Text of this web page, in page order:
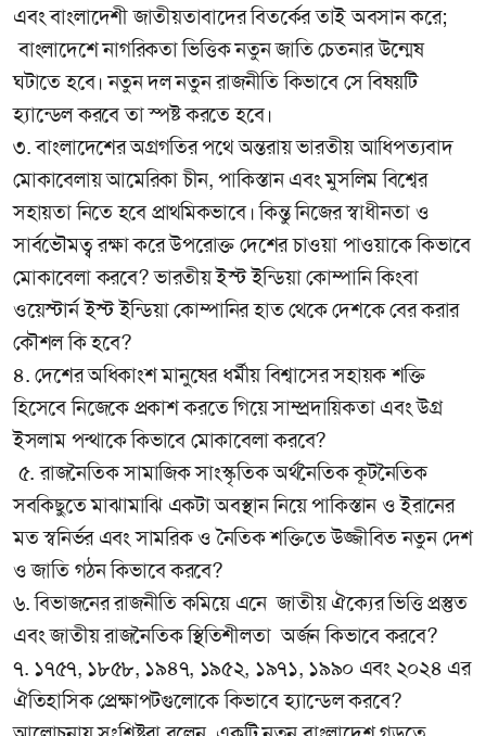
এবং বাংলাদেশী জাতীয়তাবাদের বিতর্কের তাই অবসান করে;
বাংলাদেশে নাগরিকতা ভিত্তিক নতুন জাতি চেতনার উন্মেষ
ঘটাতে হবে। নতুন দল নতুন রাজনীতি কিভাবে সে বিষয়টি
হ্যান্ডেল করবে তা স্পষ্ট করতে হবে।
৩. বাংলাদেশের অগ্রগতির পথে অন্তরায় ভারতীয় আধিপত্যবাদ
মোকাবেলায় আমেরিকা চীন, পাকিস্তান এবং মুসলিম বিশ্বের
সহায়তা নিতে হবে প্রাথমিকভাবে। কিন্তু নিজের স্বাধীনতা ও
সার্বভৌমত্ব রক্ষা করে উপরোক্ত দেশের চাওয়া পাওয়াকে কিভাবে
মোকাবেলা করবে? ভারতীয় ইস্ট ইন্ডিয়া কোম্পানি কিংবা
ওয়েস্টার্ন ইস্ট ইন্ডিয়া কোম্পানির হাত থেকে দেশকে বের করার
কৌশল কি হবে?
৪. দেশের অধিকাংশ মানুষের ধর্মীয় বিশ্বাসের সহায়ক শক্তি
হিসেবে নিজেকে প্রকাশ করতে গিয়ে সাম্প্রদায়িকতা এবং উগ্র
ইসলাম পন্থাকে কিভাবে মোকাবেলা করবে?
৫. রাজনৈতিক সামাজিক সাংস্কৃতিক অর্থনৈতিক কূটনৈতিক
সবকিছুতে মাঝামাঝি একটা অবস্থান নিয়ে পাকিস্তান ও ইরানের
মত স্বনির্ভর এবং সামরিক ও নৈতিক শক্তিতে উজ্জীবিত নতুন দেশ
ও জাতি গঠন কিভাবে করবে?
৬. বিভাজনের রাজনীতি কমিয়ে এনে জাতীয় ঐক্যের ভিত্তি প্রস্তুত
এবং জাতীয় রাজনৈতিক স্থিতিশীলতা অর্জন কিভাবে করবে?
৭. ১৭৫৭, ১৮৫৮, ১৯৪৭, ১৯৫২, ১৯৭১, ১৯৯০ এবং ২০২৪ এর
ঐতিহাসিক প্রেক্ষাপটগুলোকে কিভাবে হ্যান্ডেল করবে?